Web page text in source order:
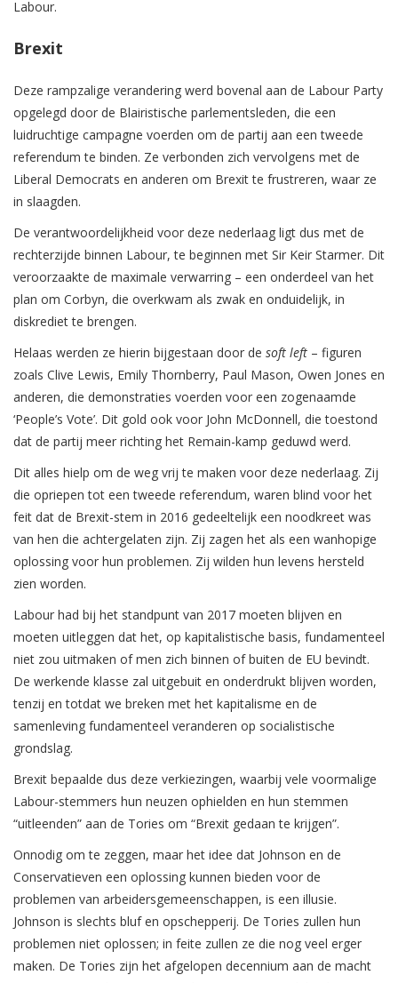
Labour.
Brexit
Deze rampzalige verandering werd bovenal aan de Labour Party
opgelegd door de Blairistische parlementsleden, die een
luidruchtige campagne voerden om de partij aan een tweede
referendum te binden. Ze verbonden zich vervolgens met de
Liberal Democrats en anderen om Brexit te frustreren, waar ze
in slaagden.
De verantwoordelijkheid voor deze nederlaag ligt dus met de
rechterzijde binnen Labour, te beginnen met Sir Keir Starmer. Dit
veroorzaakte de maximale verwarring – een onderdeel van het
plan om Corbyn, die overkwam als zwak en onduidelijk, in
diskrediet te brengen.
Helaas werden ze hierin bijgestaan door de soft left – figuren
zoals Clive Lewis, Emily Thornberry, Paul Mason, Owen Jones en
anderen, die demonstraties voerden voor een zogenaamde
‘People’s Vote’. Dit gold ook voor John McDonnell, die toestond
dat de partij meer richting het Remain-kamp geduwd werd.
Dit alles hielp om de weg vrij te maken voor deze nederlaag. Zij
die opriepen tot een tweede referendum, waren blind voor het
feit dat de Brexit-stem in 2016 gedeeltelijk een noodkreet was
van hen die achtergelaten zijn. Zij zagen het als een wanhopige
oplossing voor hun problemen. Zij wilden hun levens hersteld
zien worden.
Labour had bij het standpunt van 2017 moeten blijven en
moeten uitleggen dat het, op kapitalistische basis, fundamenteel
niet zou uitmaken of men zich binnen of buiten de EU bevindt.
De werkende klasse zal uitgebuit en onderdrukt blijven worden,
tenzij en totdat we breken met het kapitalisme en de
samenleving fundamenteel veranderen op socialistische
grondslag.
Brexit bepaalde dus deze verkiezingen, waarbij vele voormalige
Labour-stemmers hun neuzen ophielden en hun stemmen
“uitleenden” aan de Tories om “Brexit gedaan te krijgen”.
Onnodig om te zeggen, maar het idee dat Johnson en de
Conservatieven een oplossing kunnen bieden voor de
problemen van arbeidersgemeenschappen, is een illusie.
Johnson is slechts bluf en opschepperij. De Tories zullen hun
problemen niet oplossen; in feite zullen ze die nog veel erger
maken. De Tories zijn het afgelopen decennium aan de macht